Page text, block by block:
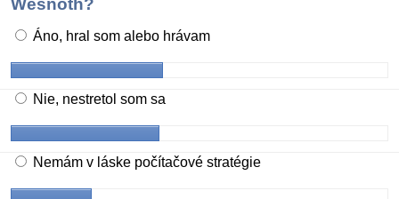
Áno, hral som alebo hrávam
Nie, nestretol som sa
Nemám v láske počítačové stratégie